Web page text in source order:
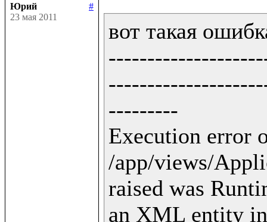
Юрий
#
23 мая 2011
вот такая
---------
Execution error
/app/views/
raised was
an XML entity